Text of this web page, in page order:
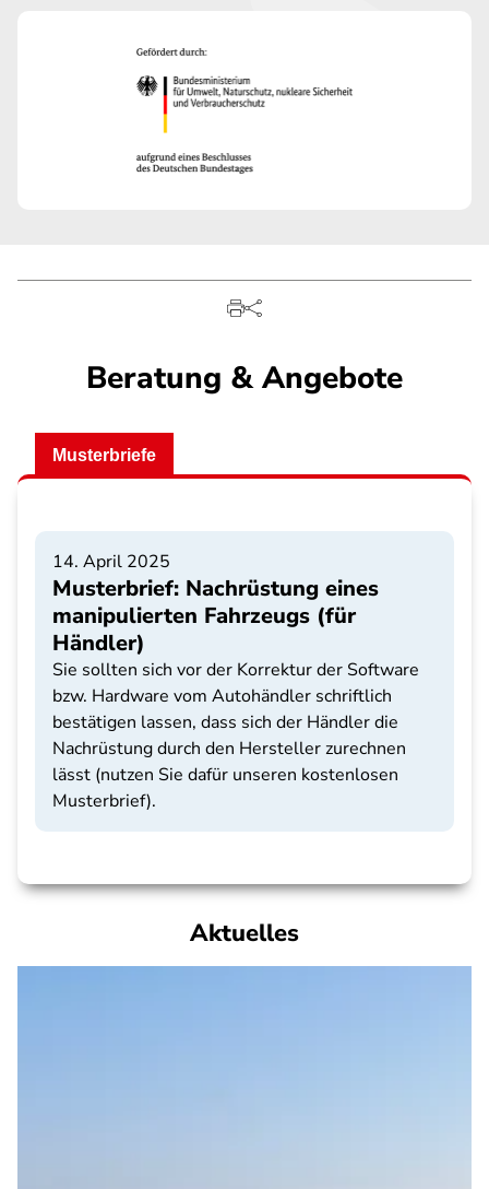
Beratung & Angebote
Musterbriefe
14. April 2025
Musterbrief: Nachrüstung eines
manipulierten Fahrzeugs (für
Händler)
Sie sollten sich vor der Korrektur der Software
bzw. Hardware vom Autohändler schriftlich
bestätigen lassen, dass sich der Händler die
Nachrüstung durch den Hersteller zurechnen
lässt (nutzen Sie dafür unseren kostenlosen
Musterbrief).
Aktuelles